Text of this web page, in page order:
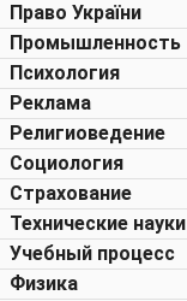
Право України
Промышленность
Психология
Реклама
Религиоведение
Социология
Страхование
Технические науки
Учебный процесс
Физика